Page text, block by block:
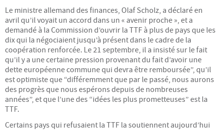
Le ministre allemand des finances, Olaf Scholz, a déclaré en
avril qu’il voyait un accord dans un « avenir proche », et a
demandé à la Commission d’ouvrir la TTF à plus de pays que les
dix qui la négociaient jusqu’à présent dans le cadre de la
coopération renforcée. Le 21 septembre, il a insisté sur le fait
qu’il y a une certaine pression provenant du fait d’avoir une
dette européenne commune qui devra être remboursée”, qu’il
est optimiste que “différemment que par le passé, nous aurons
des progrès que nous espérons depuis de nombreuses
années”, et que l’une des “idées les plus prometteuses” est la
TTF.
Certains pays qui refusaient la TTF la soutiennent aujourd’hui